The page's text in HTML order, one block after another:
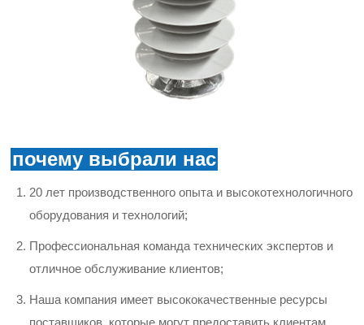
почему выбрали нас
20 лет производственного опыта и высокотехнологичного
оборудования и технологий;
Профессиональная команда технических экспертов и
отличное обслуживание клиентов;
Наша компания имеет высококачественные ресурсы